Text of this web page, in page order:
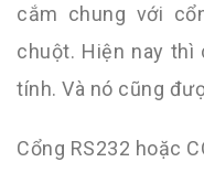
cắm chung với
chuột. Hiện nay thì
tính. Và nó cũng
Cổng RS232 hoặc